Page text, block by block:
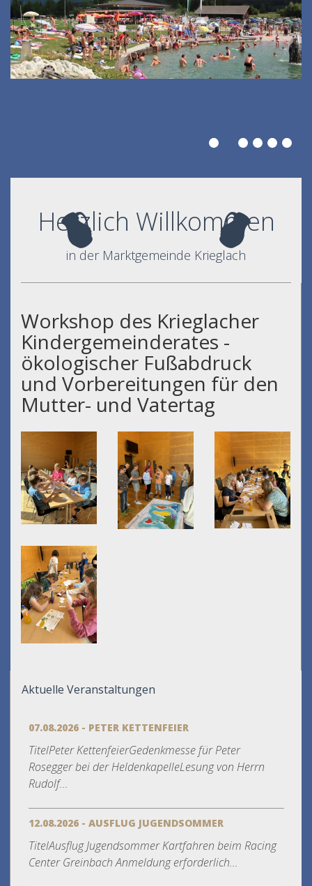
Herzlich Willkommen
in der Marktgemeinde Krieglach
Workshop des Krieglacher
Kindergemeinderates -
ökologischer Fußabdruck
und Vorbereitungen für den
Mutter- und Vatertag
Aktuelle Veranstaltungen
07.08.2026 - PETER KETTENFEIER
TitelPeter KettenfeierGedenkmesse für Peter
Rosegger bei der HeldenkapelleLesung von Herrn
Rudolf...
12.08.2026 - AUSFLUG JUGENDSOMMER
TitelAusflug Jugendsommer Kartfahren beim Racing
Center Greinbach Anmeldung erforderlich...